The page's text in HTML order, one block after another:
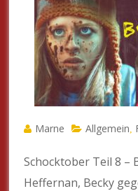
Marne Allgemein
Schocktober Teil 8 –
Heffernan, Becky